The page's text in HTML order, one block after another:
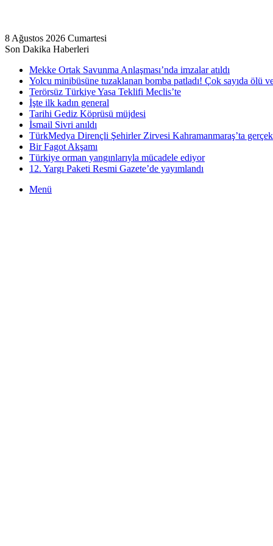
8 Ağustos 2026 Cumartesi
Son Dakika Haberleri
Mekke Ortak Savunma Anlaşması’nda imzalar atıldı
Yolcu minibüsüne tuzaklanan bomba patladı! Çok sayıda ölü
Terörsüz Türkiye Yasa Teklifi Meclis’te
İşte ilk kadın general
Tarihi Gediz Köprüsü müjdesi
İsmail Sivri anıldı
TürkMedya Dirençli Şehirler Zirvesi Kahramanmaraş’ta
Bir Fagot Akşamı
Türkiye orman yangınlarıyla mücadele ediyor
12. Yargı Paketi Resmi Gazete’de yayımlandı
Menü